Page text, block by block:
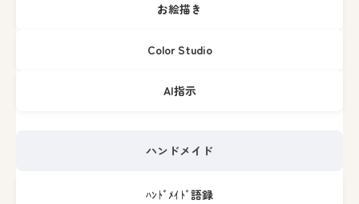
お絵描き
Color Studio
AI指示
ハンドメイド
ﾊﾝﾄﾞﾒｲﾄﾞ語録